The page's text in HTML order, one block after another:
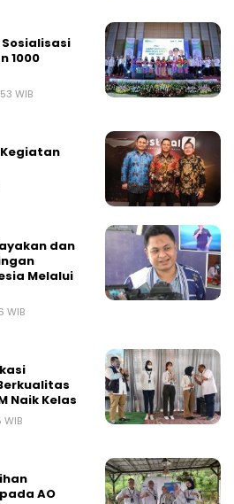
Sosialisasi
1000
WIB
Kegiatan
dan
Melalui
WIB
Naik Kelas
AO